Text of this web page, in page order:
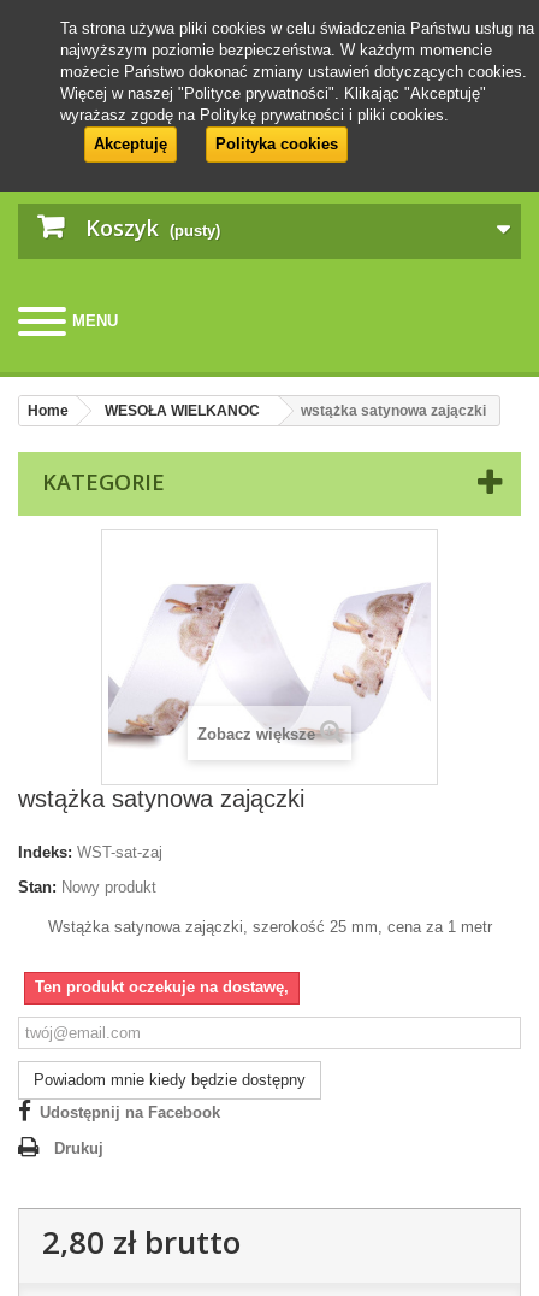
Koszyk (pusty)
MENU
Ta strona używa pliki cookies w celu świadczenia Państwu usług na
najwyższym poziomie bezpieczeństwa. W każdym momencie
możecie Państwo dokonać zmiany ustawień dotyczących cookies.
Więcej w naszej "Polityce prywatności". Klikając "Akceptuję"
wyrażasz zgodę na Politykę prywatności i pliki cookies.
Akceptuję
Polityka cookies
Home WESOŁA WIELKANOC wstążka satynowa zajączki
KATEGORIE
Zobacz większe
wstążka satynowa zajączki
Indeks: WST-sat-zaj
Stan: Nowy produkt
Wstążka satynowa zajączki, szerokość 25 mm, cena za 1 metr
Ten produkt oczekuje na dostawę,
Powiadom mnie kiedy będzie dostępny
Udostępnij na Facebook
Drukuj
2,80 złbrutto